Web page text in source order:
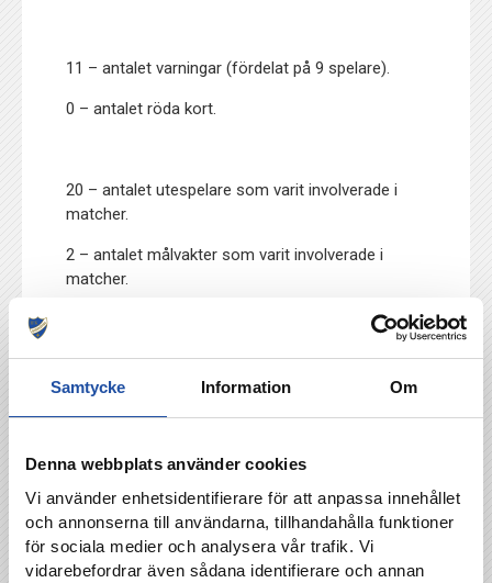
Samtycke Information Om
Denna webbplats använder cookies
Vi använder enhetsidentifierare för att anpassa innehållet
och annonserna till användarna, tillhandahålla funktioner
för sociala medier och analysera vår trafik. Vi
vidarebefordrar även sådana identifierare och annan
11 – antalet varningar (fördelat på 9 spelare).
0 – antalet röda kort.
20 – antalet utespelare som varit involverade i
matcher.
2 – antalet målvakter som varit involverade i
matcher.
2 – antalet spelare som spelat varje match (Ella
111 – publiksnittet på Östgötaporten (sjätte
124 – vårens högsta publiksiffra (i
hemmapremiären mot Valinge Derome DFF)